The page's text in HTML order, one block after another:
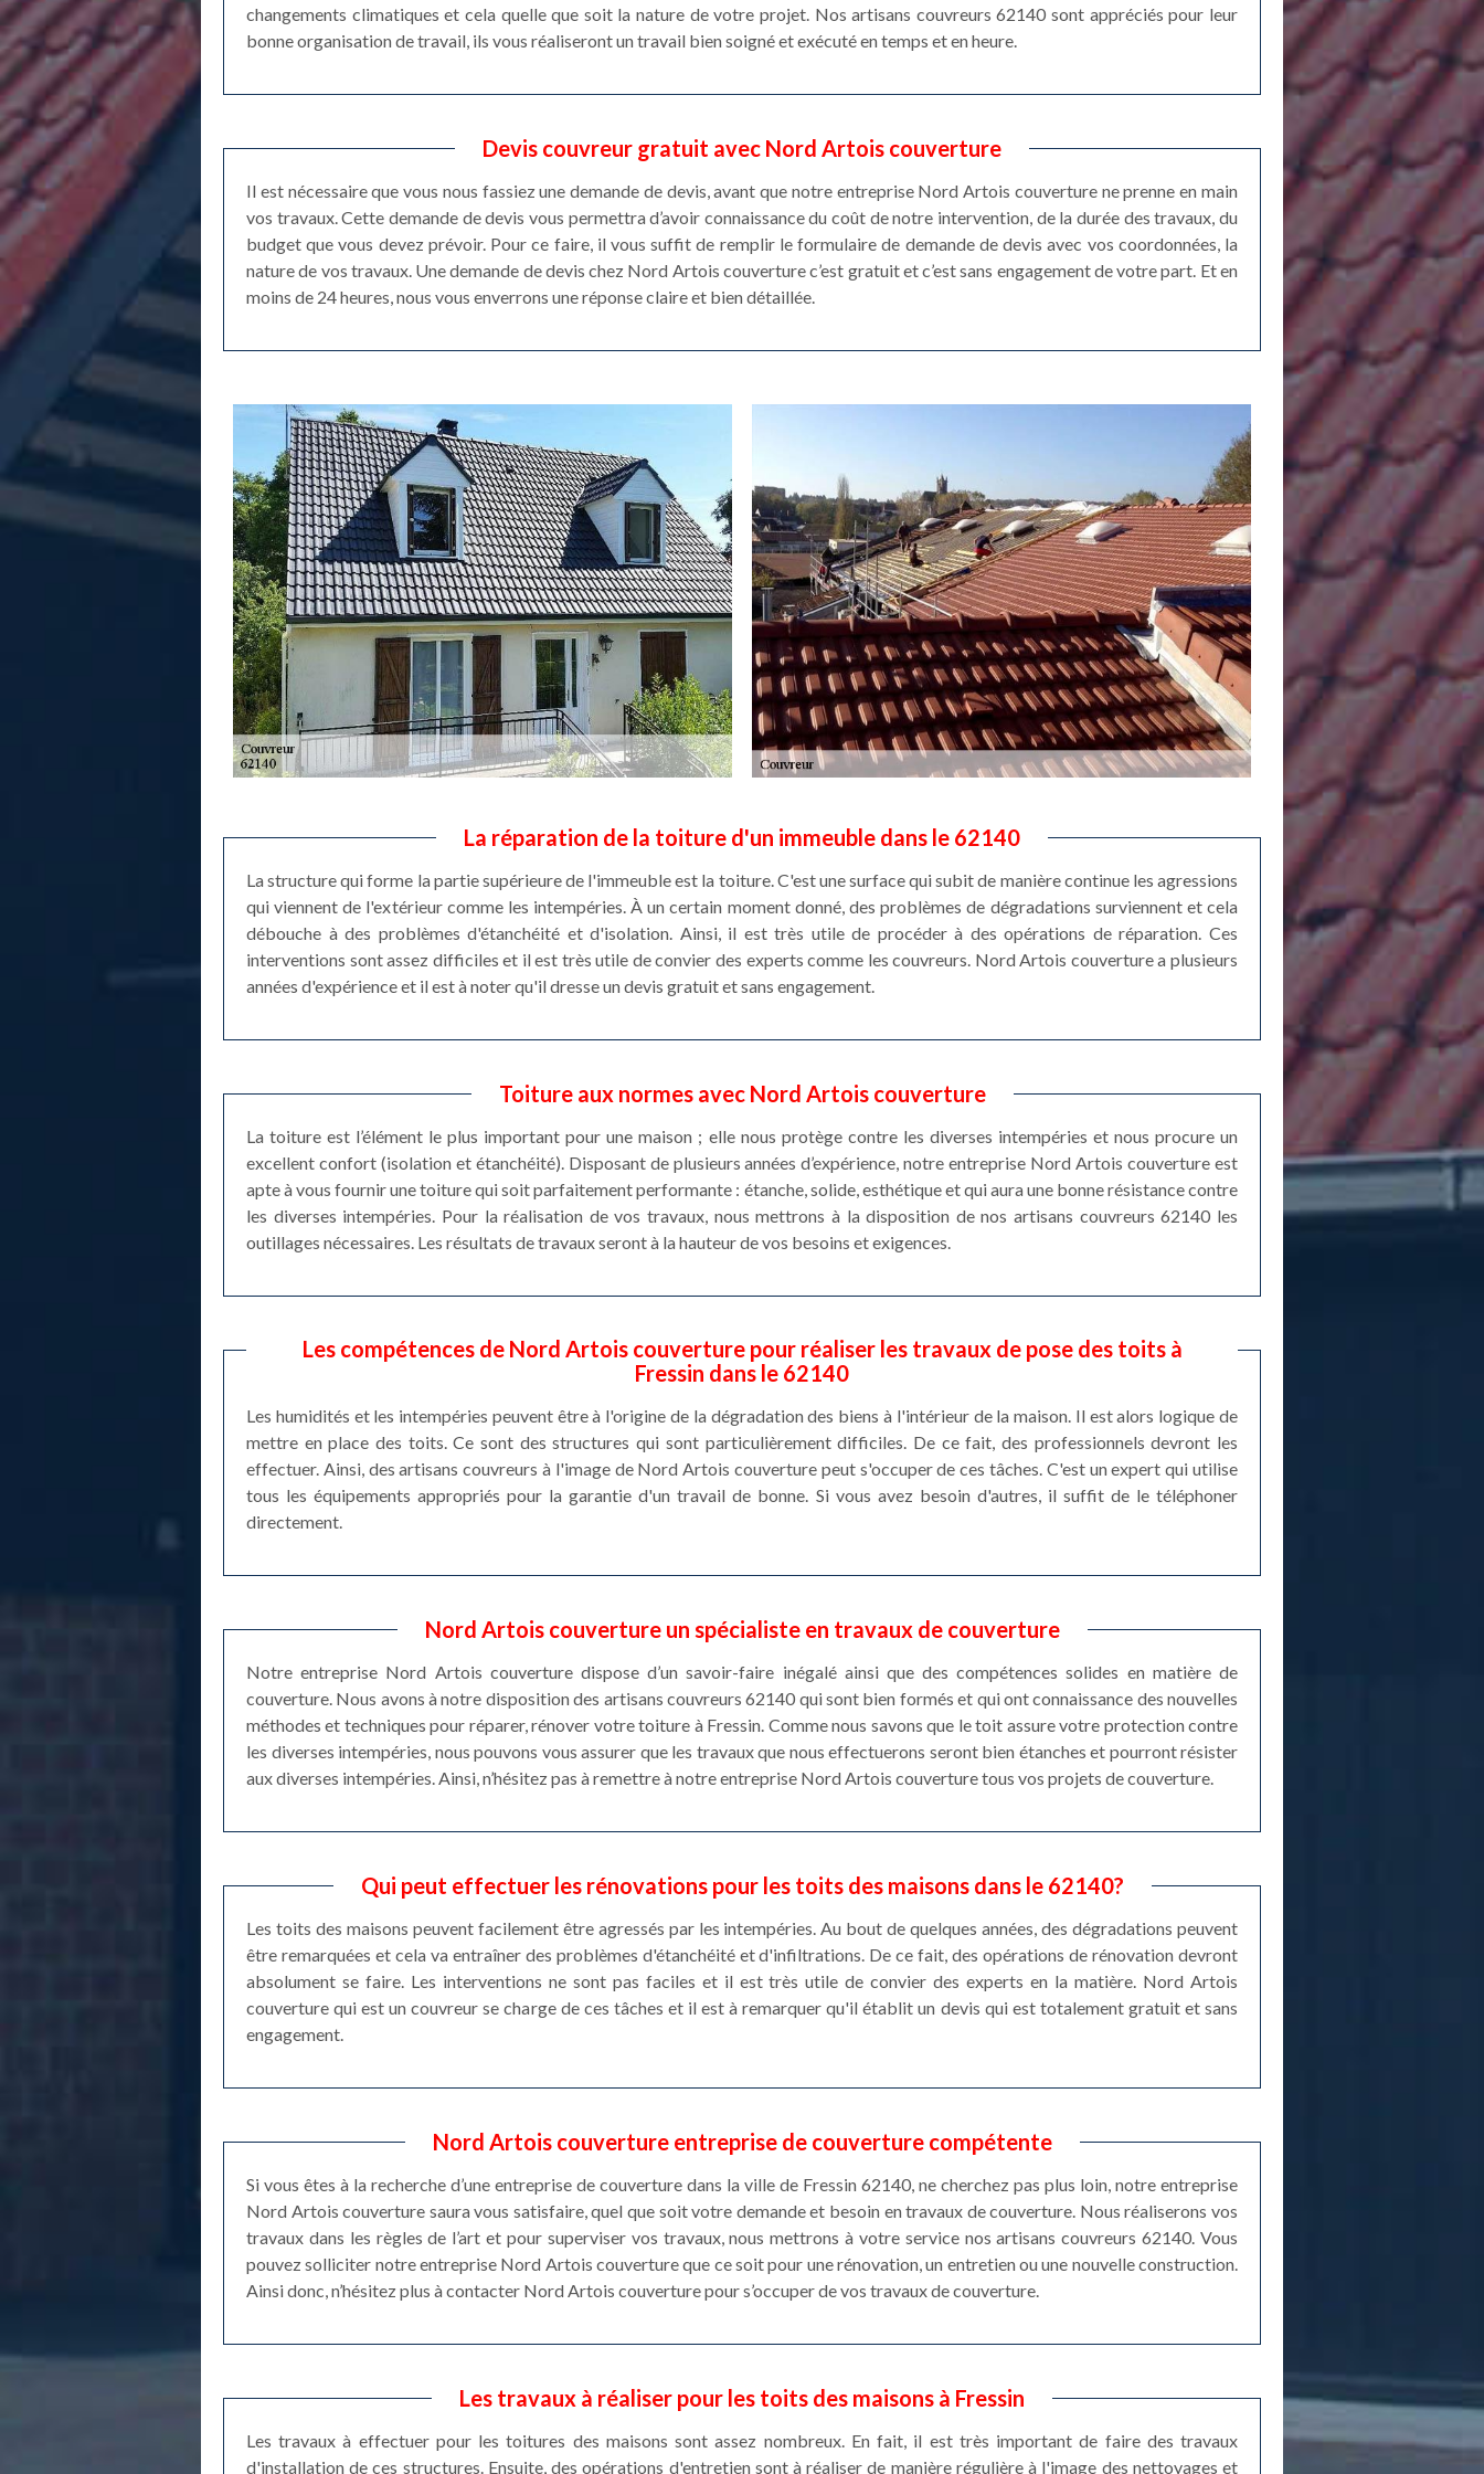
changements climatiques et cela quelle que soit la nature de votre projet. Nos artisans couvreurs 62140 sont appréciés pour leur
bonne organisation de travail, ils vous réaliseront un travail bien soigné et exécuté en temps et en heure.
Devis couvreur gratuit avec Nord Artois couverture
Il est nécessaire que vous nous fassiez une demande de devis, avant que notre entreprise Nord Artois couverture ne prenne en main
vos travaux. Cette demande de devis vous permettra d’avoir connaissance du coût de notre intervention, de la durée des travaux, du
budget que vous devez prévoir. Pour ce faire, il vous suffit de remplir le formulaire de demande de devis avec vos coordonnées, la
nature de vos travaux. Une demande de devis chez Nord Artois couverture c’est gratuit et c’est sans engagement de votre part. Et en
moins de 24 heures, nous vous enverrons une réponse claire et bien détaillée.
La réparation de la toiture d'un immeuble dans le 62140
La structure qui forme la partie supérieure de l'immeuble est la toiture. C'est une surface qui subit de manière continue les agressions
qui viennent de l'extérieur comme les intempéries. À un certain moment donné, des problèmes de dégradations surviennent et cela
débouche à des problèmes d'étanchéité et d'isolation. Ainsi, il est très utile de procéder à des opérations de réparation. Ces
interventions sont assez difficiles et il est très utile de convier des experts comme les couvreurs. Nord Artois couverture a plusieurs
années d'expérience et il est à noter qu'il dresse un devis gratuit et sans engagement.
Toiture aux normes avec Nord Artois couverture
La toiture est l’élément le plus important pour une maison ; elle nous protège contre les diverses intempéries et nous procure un
excellent confort (isolation et étanchéité). Disposant de plusieurs années d’expérience, notre entreprise Nord Artois couverture est
apte à vous fournir une toiture qui soit parfaitement performante : étanche, solide, esthétique et qui aura une bonne résistance contre
les diverses intempéries. Pour la réalisation de vos travaux, nous mettrons à la disposition de nos artisans couvreurs 62140 les
outillages nécessaires. Les résultats de travaux seront à la hauteur de vos besoins et exigences.
Les compétences de Nord Artois couverture pour réaliser les travaux de pose des toits à
Fressin dans le 62140
Les humidités et les intempéries peuvent être à l'origine de la dégradation des biens à l'intérieur de la maison. Il est alors logique de
mettre en place des toits. Ce sont des structures qui sont particulièrement difficiles. De ce fait, des professionnels devront les
effectuer. Ainsi, des artisans couvreurs à l'image de Nord Artois couverture peut s'occuper de ces tâches. C'est un expert qui utilise
tous les équipements appropriés pour la garantie d'un travail de bonne. Si vous avez besoin d'autres, il suffit de le téléphoner
directement.
Nord Artois couverture un spécialiste en travaux de couverture
Notre entreprise Nord Artois couverture dispose d’un savoir-faire inégalé ainsi que des compétences solides en matière de
couverture. Nous avons à notre disposition des artisans couvreurs 62140 qui sont bien formés et qui ont connaissance des nouvelles
méthodes et techniques pour réparer, rénover votre toiture à Fressin. Comme nous savons que le toit assure votre protection contre
les diverses intempéries, nous pouvons vous assurer que les travaux que nous effectuerons seront bien étanches et pourront résister
aux diverses intempéries. Ainsi, n’hésitez pas à remettre à notre entreprise Nord Artois couverture tous vos projets de couverture.
Qui peut effectuer les rénovations pour les toits des maisons dans le 62140?
Les toits des maisons peuvent facilement être agressés par les intempéries. Au bout de quelques années, des dégradations peuvent
être remarquées et cela va entraîner des problèmes d'étanchéité et d'infiltrations. De ce fait, des opérations de rénovation devront
absolument se faire. Les interventions ne sont pas faciles et il est très utile de convier des experts en la matière. Nord Artois
couverture qui est un couvreur se charge de ces tâches et il est à remarquer qu'il établit un devis qui est totalement gratuit et sans
engagement.
Nord Artois couverture entreprise de couverture compétente
Si vous êtes à la recherche d’une entreprise de couverture dans la ville de Fressin 62140, ne cherchez pas plus loin, notre entreprise
Nord Artois couverture saura vous satisfaire, quel que soit votre demande et besoin en travaux de couverture. Nous réaliserons vos
travaux dans les règles de l’art et pour superviser vos travaux, nous mettrons à votre service nos artisans couvreurs 62140. Vous
pouvez solliciter notre entreprise Nord Artois couverture que ce soit pour une rénovation, un entretien ou une nouvelle construction.
Ainsi donc, n’hésitez plus à contacter Nord Artois couverture pour s’occuper de vos travaux de couverture.
Les travaux à réaliser pour les toits des maisons à Fressin
Les travaux à effectuer pour les toitures des maisons sont assez nombreux. En fait, il est très important de faire des travaux
d'installation de ces structures. Ensuite, des opérations d'entretien sont à réaliser de manière régulière à l'image des nettoyages et